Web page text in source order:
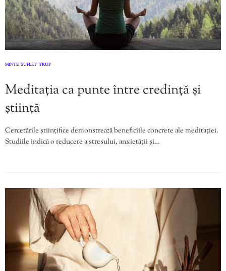
MINTE SUFLET TRUP
Meditația ca punte între credință și
știință
Cercetările științifice demonstrează beneficiile concrete ale meditației.
Studiile indică o reducere a stresului, anxietății și…